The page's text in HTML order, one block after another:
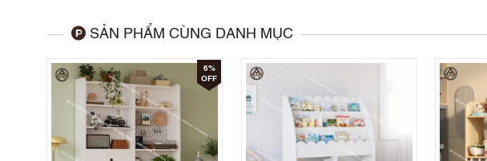
SẢN PHẨM CÙNG DANH MỤC
6%
OFF